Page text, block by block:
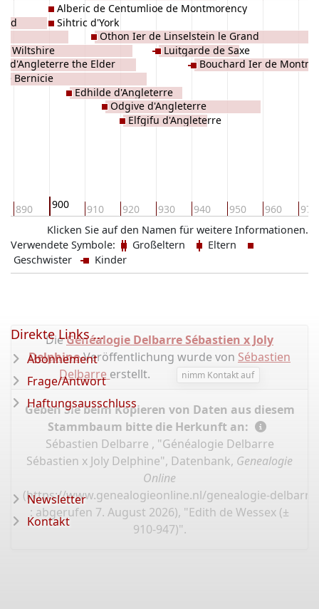
890 900 910 920 930 940 950 960 970
Wiltshire
d'Angleterre the Elder
Bernicie
Alberic de Centumlioe de Montmorency
Sihtric d'York
Edhilde d'Angleterre
Othon Ier de Linselstein le Grand
Odgive d'Angleterre
Elfgifu d'Angleterre
Luitgarde de Saxe
Bouchard Ier de
Klicken Sie auf den Namen für weitere Informationen.
Verwendete Symbole:
Großeltern
Eltern
Geschwister
Kinder
DieGénéalogie Delbarre Sébastien x Joly
Delphine-Veröffentlichung wurde von Sébastien
Delbarre erstellt. nimm Kontakt auf
Geben Sie beim Kopieren von Daten aus diesem
Stammbaum bitte die Herkunft an:
Sébastien Delbarre , "Généalogie Delbarre
Sébastien x Joly Delphine", Datenbank, Genealogie
Online
(https://www.genealogieonline.nl/genealogie-
: abgerufen 7. August 2026), "Edith de Wessex (±
910-947)".
Direkte Links ...
Abonnement
Frage/Antwort
Haftungsausschluss
Newsletter
Kontakt